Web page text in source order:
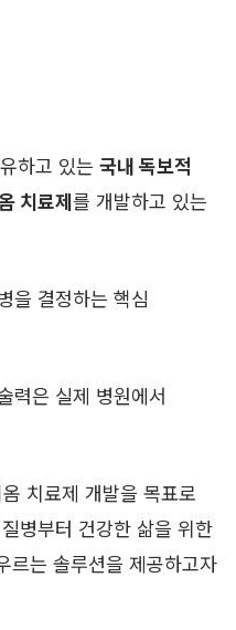
하고 있는 국내 독보적
치료제 를 개발하고 있는
을 결정하는 핵심
력은 실제 병원에서
치료제 개발을 목표로
병부터 건강한 삶을 위한
르는 솔루션을 제공하고자